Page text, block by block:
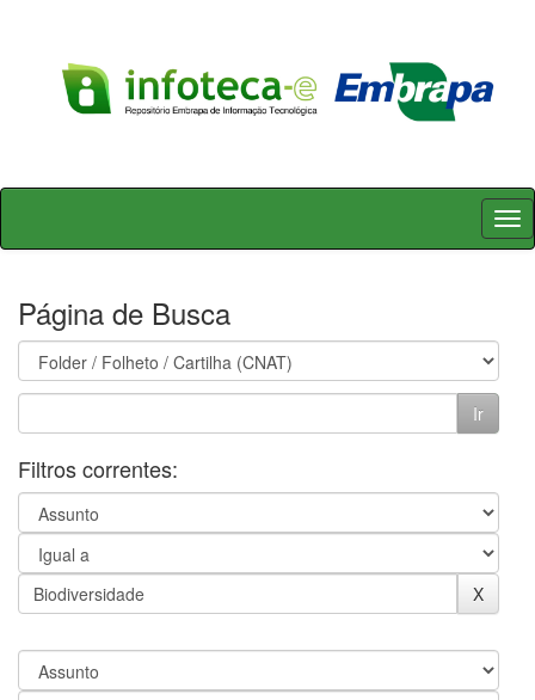
Skip
Página de Busca
Filtros correntes: